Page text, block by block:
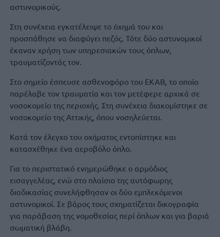
αστυνομικούς.
Στη συνέχεια εγκατέλειψε το όχημά του και
προσπάθησε να διαφύγει πεζός. Τότε δύο αστυνομικοί
έκαναν χρήση των υπηρεσιακών τους όπλων,
τραυματίζοντάς τον.
Στο σημείο έσπευσε ασθενοφόρο του ΕΚΑΒ, το οποίο
παρέλαβε τον τραυματία και τον μετέφερε αρχικά σε
νοσοκομείο της περιοχής. Στη συνέχεια διακομίστηκε σε
νοσοκομείο της Αττικής, όπου νοσηλεύεται.
Κατά τον έλεγχο του οχήματος εντοπίστηκε και
κατασχέθηκε ένα αεροβόλο όπλο.
Για το περιστατικό ενημερώθηκε ο αρμόδιος
εισαγγελέας, ενώ στο πλαίσιο της αυτόφωρης
διαδικασίας συνελήφθησαν οι δύο εμπλεκόμενοι
αστυνομικοί. Σε βάρος τους σχηματίζεται δικογραφία
για παράβαση της νομοθεσίας περί όπλων και για βαριά
σωματική βλάβη.